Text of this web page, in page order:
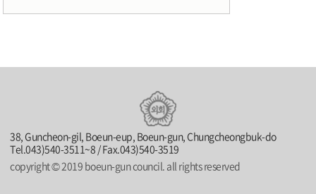
38, Guncheon-gil, Boeun-eup, Boeun-gun, Chungcheongbuk-do
Tel.043)540-3511~8 / Fax.043)540-3519
copyright © 2019 boeun-gun council. all rights reserved